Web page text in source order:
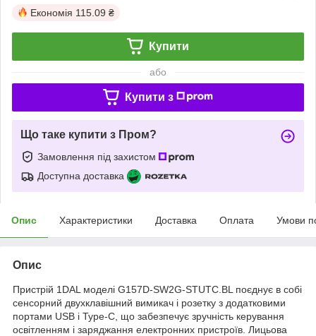
Економія 115.09 ₴
Купити
або
Купити з
Що таке купити з Пром?
Замовлення під захистом
Доступна доставка
Опис Характеристики Доставка Оплата Умови
Опис
Пристрій 1DAL моделі G157D-SW2G-STUTC.BL поєднує в собі
сенсорний двухклавішний вимикач і розетку з додатковими
портами USB і Type-C, що забезпечує зручність керування
освітленням і заряджання електронних пристроїв. Лицьова